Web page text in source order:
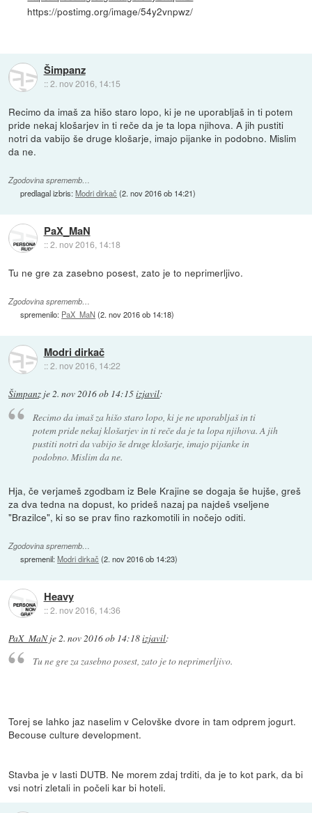
https://postimg.org/image/54y2vnpwz/
Šimpanz
::2. nov 2016, 14:15
Recimo da imaš za hišo staro lopo, ki je ne uporabljaš in ti potem
pride nekaj klošarjev in ti reče da je ta lopa njihova. A jih pustiti
notri da vabijo še druge klošarje, imajo pijanke in podobno. Mislim
da ne.
Zgodovina sprememb…
predlagal izbris:Modri dirkač (2. nov 2016 ob 14:21)
PaX_MaN
::2. nov 2016, 14:18
Tu ne gre za zasebno posest, zato je to neprimerljivo.
Zgodovina sprememb…
spremenilo: PaX_MaN(2. nov 2016 ob 14:18)
Modri dirkač
::2. nov 2016, 14:22
Šimpanz je2. nov 2016 ob 14:15izjavil:
Recimo da imaš za hišo staro lopo, ki je ne uporabljaš in ti
potem pride nekaj klošarjev in ti reče da je ta lopa njihova. A jih
pustiti notri da vabijo še druge klošarje, imajo pijanke in
podobno. Mislim da ne.
Hja, če verjameš zgodbam iz Bele Krajine se dogaja še hujše, greš
za dva tedna na dopust, ko prideš nazaj pa najdeš vseljene
"Brazilce", ki so se prav fino razkomotili in nočejo oditi.
Zgodovina sprememb…
spremenil:Modri dirkač (2. nov 2016 ob 14:23)
Heavy
::2. nov 2016, 14:36
PaX_MaNje2. nov 2016 ob 14:18izjavil:
Tu ne gre za zasebno posest, zato je to neprimerljivo.
Torej se lahko jaz naselim v Celovške dvore in tam odprem jogurt.
Becouse culture development.
Stavba je v lasti DUTB. Ne morem zdaj trditi, da je to kot park, da bi
vsi notri zletali in počeli kar bi hoteli.